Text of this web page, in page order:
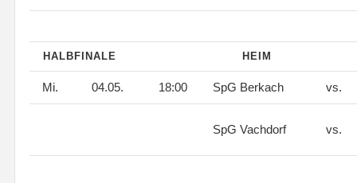
HALBFINALE HEIM
Mi. 04.05. 18:00 SpG Berkach vs.
SpG Vachdorf vs.